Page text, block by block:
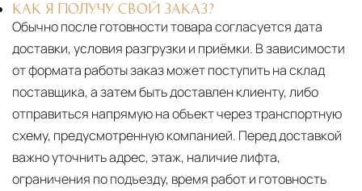
КАК Я ПОЛУЧУ СВОЙ ЗАКАЗ?
Обычно после готовности товара согласуется дата
доставки, условия разгрузки и приёмки. В зависимости
от формата работы заказ может поступить на склад
поставщика, а затем быть доставлен клиенту, либо
отправиться напрямую на объект через транспортную
схему, предусмотренную компанией. Перед доставкой
важно уточнить адрес, этаж, наличие лифта,
ограничения по подъезду, время работ и готовность